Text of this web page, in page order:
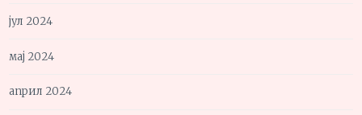
јул 2024
мај 2024
април 2024